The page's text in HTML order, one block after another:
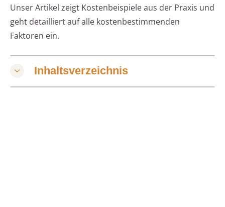
Unser Artikel zeigt Kostenbeispiele aus der Praxis und
geht detailliert auf alle kostenbestimmenden
Faktoren ein.
Inhaltsverzeichnis